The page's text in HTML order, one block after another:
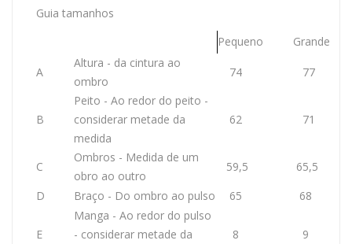
Guia tamanhos
Pequeno
Grande
A
Altura - da cintura ao
ombro
74 77
B
Peito - Ao redor do peito -
considerar metade da
medida
62 71
C
Ombros - Medida de um
obro ao outro
59,5
65,5
D
Braço - Do ombro ao pulso 65 68
E
Manga - Ao redor do pulso
- considerar metade da
8 9